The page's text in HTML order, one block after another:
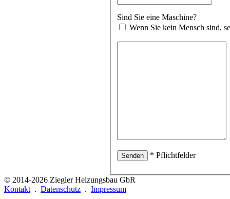
Sind Sie eine Maschine?
Wenn Sie kein Mensch sind,
* Pflichtfelder
© 2014-2026 Ziegler Heizungsbau GbR
Kontakt . Datenschutz . Impressum